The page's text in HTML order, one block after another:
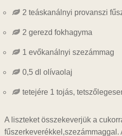
2 teáskanálnyi provanszi
2 gerezd fokhagyma
1 evőkanálnyi szezámmag
0,5 dl olívaolaj
tetejére 1 tojás,
A liszteket összekeverjük a
fűszerkeverékkel,szezámmaggal.